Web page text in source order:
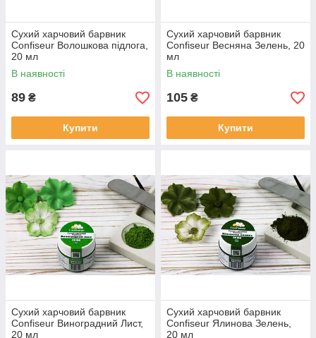
Сухий харчовий барвник
Confiseur Волошкова підлога,
20 мл
В наявності
89 ₴
Купити
Сухий харчовий барвник
Confiseur Весняна Зелень, 20
мл
В наявності
105 ₴
Купити
Сухий харчовий барвник
Confiseur Виноградний Лист,
20 мл
Сухий харчовий барвник
Confiseur Ялинова Зелень,
20 мл